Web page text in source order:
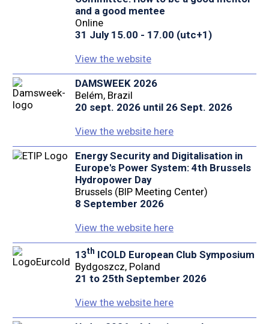
and a good mentee
Online
31 July 15.00 - 17.00 (utc+1)
View the website
DAMSWEEK 2026
Belém, Brazil
20 sept. 2026 until 26 Sept. 2026
View the website here
Energy Security and Digitalisation in
Europe's Power System: 4th Brussels
Hydropower Day
Brussels (BIP Meeting Center)
8 September 2026
View the website here
13th ICOLD European Club Symposium
Bydgoszcz, Poland
21 to 25th September 2026
View the website here